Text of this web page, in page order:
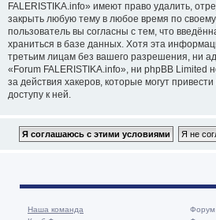
FALERISTIKA.info» имеют право удалить,
закрыть любую тему в любое время по
пользователь вы согласны с тем, что
храниться в базе данных. Хотя эта
третьим лицам без вашего разрешения, ни
«Forum FALERISTIKA.info», ни phpBB Limited
за действия хакеров, которые могут
доступу к ней.
Наша команда
Форум